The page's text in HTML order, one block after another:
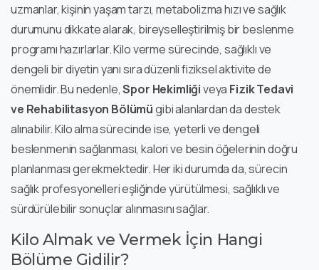
uzmanlar, kişinin yaşam tarzı, metabolizma hızı ve sağlık
durumunu dikkate alarak, bireyselleştirilmiş bir beslenme
programı hazırlarlar. Kilo verme sürecinde, sağlıklı ve
dengeli bir diyetin yanı sıra düzenli fiziksel aktivite de
önemlidir. Bu nedenle,Spor Hekimliğiveya Fizik Tedavi
ve Rehabilitasyon Bölümügibi alanlardan da destek
alınabilir. Kilo alma sürecinde ise, yeterli ve dengeli
beslenmenin sağlanması, kalori ve besin öğelerinin doğru
planlanması gerekmektedir. Her iki durumda da, sürecin
sağlık profesyonelleri eşliğinde yürütülmesi, sağlıklı ve
sürdürülebilir sonuçlar alınmasını sağlar.
Kilo Almak ve Vermek İçin Hangi
Bölüme Gidilir?